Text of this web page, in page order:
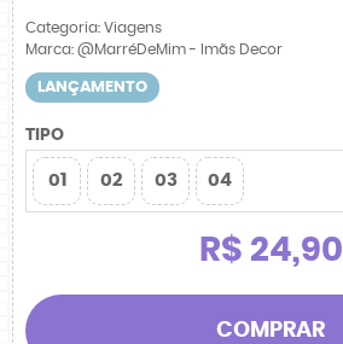
Categoria: Viagens
Marca: @MarréDeMim - Imãs Decor
LANÇAMENTO
TIPO
01 02 03 04
R$ 24,90
COMPRAR